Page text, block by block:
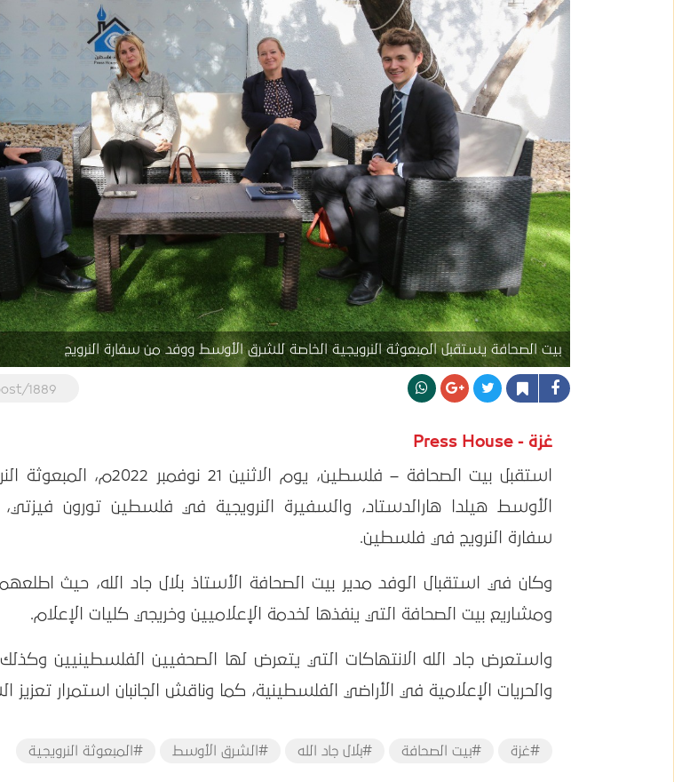
بيت الصحافة يستقبل المبعوثة النرويجية الخاصة للشرق الأوسط ووفد من سفارة النرويج
1889
غزة - Press House
استقبل بيت الصحافة – فلسطين، يوم
الأوسط هيلدا هارالدستاد، والسفيرة النرويجية في فلسطين تورون
سفارة النرويج في فلسطين.
وكان في استقبال الوفد مدير بيت الصحافة الأستاذ بلال جاد الله، حيث
ومشاريع بيت الصحافة التي ينفذها لخدمة الإعلاميين وخريجي كليات الإعلام.
واستعرض جاد الله الانتهاكات التي يتعرض لها الصحفيين الفلسطينيين
والحريات الإعلامية في الأراضي الفلسطينية، كما وناقش الجانبان استمرار تعزيز
#غزة #بيت الصحافة #بلال جاد الله #الشرق الأوسط #المبعوثة النرويجية